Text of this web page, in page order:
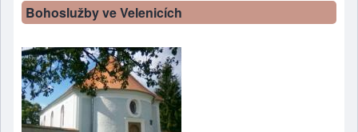
Bohoslužby ve Velenicích